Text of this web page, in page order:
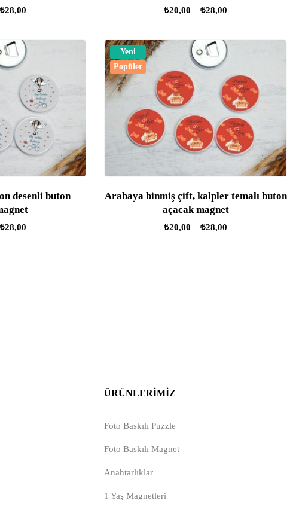
₺28,00 ₺20,00 – ₺28,00
desenli buton
₺28,00
Yeni
Popüler
Arabaya binmiş çift, kalpler temalı buton
açacak magnet
₺20,00 – ₺28,00
ÜRÜNLERIMIZ
Foto Baskılı Puzzle
Foto Baskılı Magnet
Anahtarlıklar
1 Yaş Magnetleri